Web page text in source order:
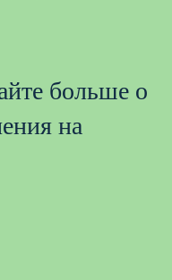
больше о
на